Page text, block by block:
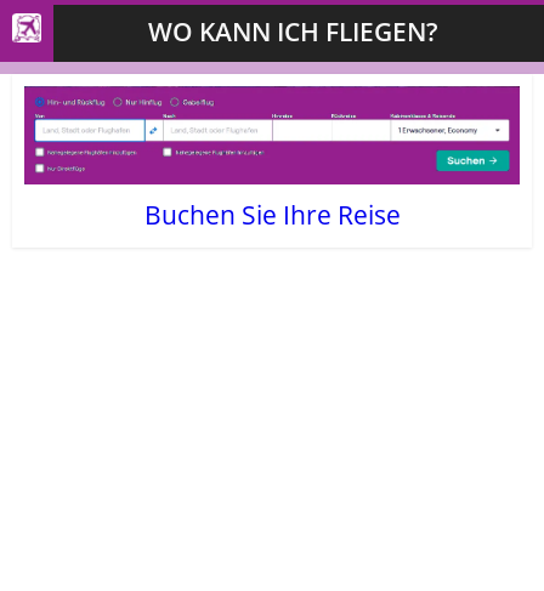
WO KANN ICH FLIEGEN?
Buchen Sie Ihre Reise